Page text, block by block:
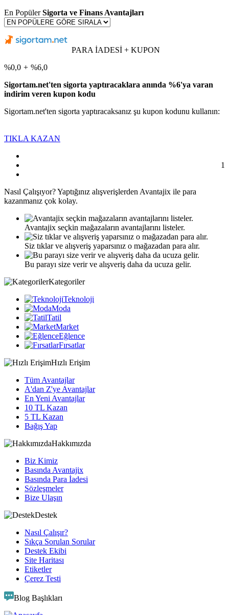
En PopülerSigorta ve Finans Avantajları
PARA İADESİ + KUPON
%0,0 + %6,0
Sigortam.net'ten sigorta yaptıracaklara anında %6'ya varan
indirim veren kupon kodu
Sigortam.net'ten sigorta yaptıracaksanız şu kupon kodunu kullanın:
TIKLA KAZAN
1
Nasıl Çalışıyor?Yaptığınız alışverişlerden Avantajix ile para
kazanmanız çok kolay.
Avantajix seçkin mağazaların avantajlarını listeler.
Siz tıklar ve alışveriş yaparsınız o mağazadan para alır.
Bu parayı size verir ve alışveriş daha da ucuza gelir.
Kategoriler
Teknoloji
Moda
Tatil
Market
Eğlence
Fırsatlar
Hızlı Erişim
Tüm Avantajlar
A'dan Z'ye Avantajlar
En Yeni Avantajlar
10 TL Kazan
5 TL Kazan
Bağış Yap
Hakkımızda
Biz Kimiz
Basında Avantajix
Basında Para İadesi
Sözleşmeler
Bize Ulaşın
Destek
Nasıl Çalışır?
Sıkça Sorulan Sorular
Destek Ekibi
Site Haritası
Etiketler
Çerez Testi
Blog Başlıkları